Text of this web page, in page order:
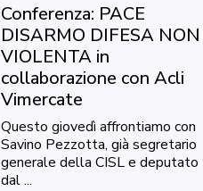
Conferenza: PACE
DISARMO DIFESA NON
VIOLENTA in
collaborazione con Acli
Vimercate
Questo giovedì affrontiamo con
Savino Pezzotta, già segretario
generale della CISL e deputato
dal ...